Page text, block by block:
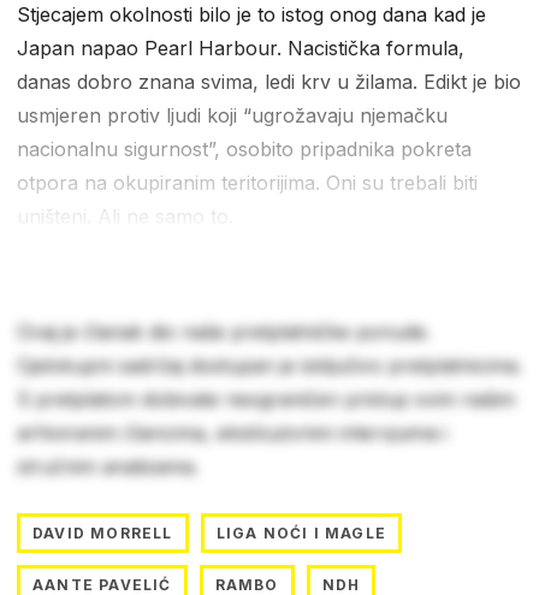
Stjecajem okolnosti bilo je to istog onog dana kad je
Japan napao Pearl Harbour. Nacistička formula,
danas dobro znana svima, ledi krv u žilama. Edikt je bio
usmjeren protiv ljudi koji “ugrožavaju njemačku
nacionalnu sigurnost”, osobito pripadnika pokreta
otpora na okupiranim teritorijima. Oni su trebali biti
uništeni. Ali ne samo to.
Ovaj je članak dio naše pretplatničke ponude.
Cjelokupni sadržaj dostupan je isključivo pretplatnicima.
S pretplatom dobivate neograničen pristup svim našim
arhiviranim člancima, ekskluzivnim intervjuima i
stručnim analizama.
DAVID MORRELL LIGA NOĆI I MAGLE
AANTE PAVELIĆ RAMBO NDH